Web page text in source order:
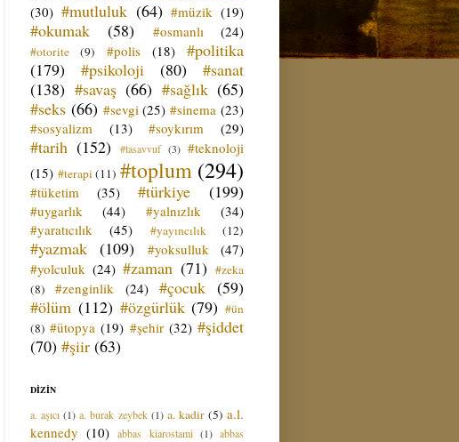
(30) #mutluluk (64) #müzik (19)
#okumak (58) #osmanlı (24)
#otorite (9) #polis (18)
#politika
(179)
#psikoloji (80)
#sanat
(138) #savaş (66) #sağlık (65)
#seks (66) #sevgi (25) #sinema (23)
#sosyalizm
(13) #soykırım (29)
#tarih (152) #tasavvuf (3) #teknoloji
(15) #terapi (11) #toplum (294)
#tüketim (35) #türkiye (199)
#uygarlık (44) #yalnızlık
(34)
#yaratıcılık
(45) #yayıncılık (12)
#yazmak (109) #yoksulluk
(47)
#yolculuk (24) #zaman (71) #zeka
(8)
#zenginlik (24) #çocuk (59)
#ölüm (112) #özgürlük (79) #ün
(8) #ütopya (19) #şehir (32) #şiddet
(70) #şiir (63)
DİZİN
a. aşıcı (1) a. burak zeybek (1) a. kadir (5) a.l.
kennedy (10) abbas kiarostami (1) abbas